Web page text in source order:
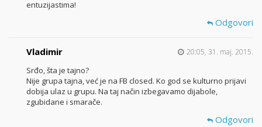
entuzijastima!
Odgovori
Vladimir 20:05, 31. maj. 2015.
Srđo, šta je tajno?
Nije grupa tajna, već je na FB closed. Ko god se kulturno prijavi
dobija ulaz u grupu. Na taj način izbegavamo dijabole,
zgubidane i smarače.
Odgovori